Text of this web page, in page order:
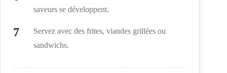
saveurs se développent.
Servez avec des frites, viandes grillées ou
sandwichs.